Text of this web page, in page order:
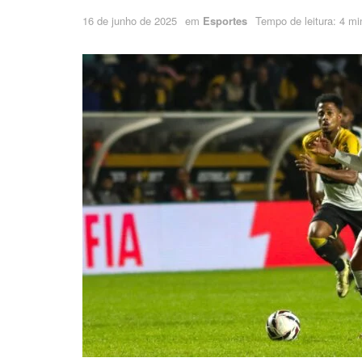
16 de junho de 2025 em Esportes Tempo de leitura: 4